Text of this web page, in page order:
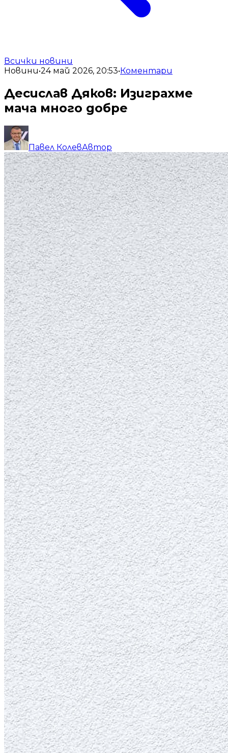
Всички новини
Новини•24 май 2026, 20:53•Коментари
Десислав Дяков: Изиграхме
мача много добре
Павел КолевАвтор